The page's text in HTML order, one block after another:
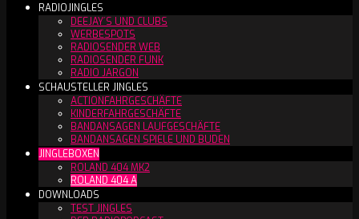
RADIOJINGLES
DEEJAY´S UND CLUBS
WERBESPOTS
RADIOSENDER WEB
RADIOSENDER FUNK
RADIO JARGON
SCHAUSTELLER JINGLES
ACTIONFAHRGESCHÄFTE
KINDERFAHRGESCHÄFTE
BANDANSAGEN LAUFGESCHÄFTE
BANDANSAGEN SPIELE UND BUDEN
JINGLEBOXEN
ROLAND 404 MK2
ROLAND 404 A
DOWNLOADS
TEST JINGLES